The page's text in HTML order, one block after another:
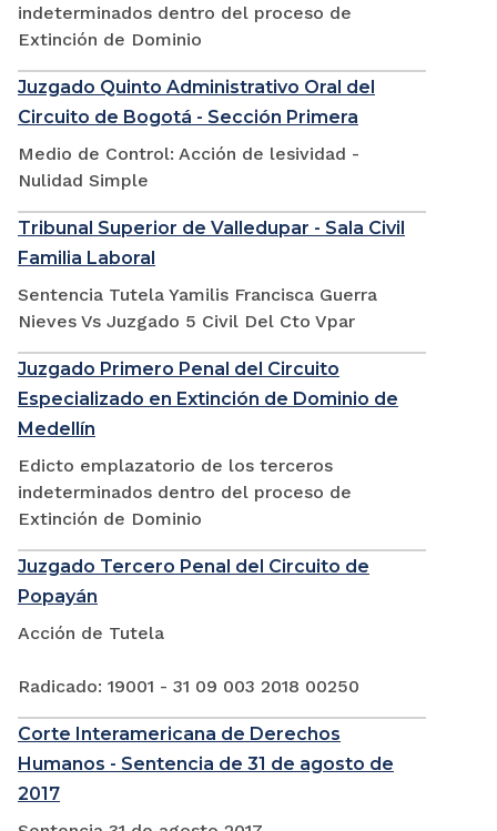
indeterminados dentro del proceso de
Extinción de Dominio
Juzgado Quinto Administrativo Oral del
Circuito de Bogotá - Sección Primera
Medio de Control: Acción de lesividad -
Nulidad Simple
Tribunal Superior de Valledupar - Sala Civil
Familia Laboral
Sentencia Tutela Yamilis Francisca Guerra
Nieves Vs Juzgado 5 Civil Del Cto Vpar
Juzgado Primero Penal del Circuito
Especializado en Extinción de Dominio de
Medellín
Edicto emplazatorio de los terceros
indeterminados dentro del proceso de
Extinción de Dominio
Juzgado Tercero Penal del Circuito de
Popayán
Acción de Tutela
Radicado: 19001 - 31 09 003 2018 00250
Corte Interamericana de Derechos
Humanos - Sentencia de 31 de agosto de
2017